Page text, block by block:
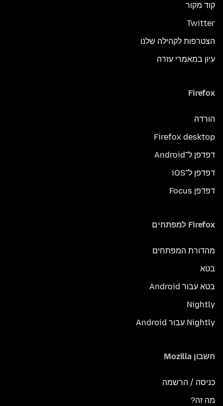
קוד מקור
Twitter
הצטרפות לקהילה שלנו
עיון במאמרי עזרה
Firefox
הורדה
Firefox desktop
דפדפן ל־Android
דפדפן ל־iOS
דפדפן Focus
Firefox למפתחים
מהדורת המפתחים
בטא
בטא עבור Android
Nightly
Nightly עבור Android
חשבון Mozilla
כניסה / הרשמה
מה זה?